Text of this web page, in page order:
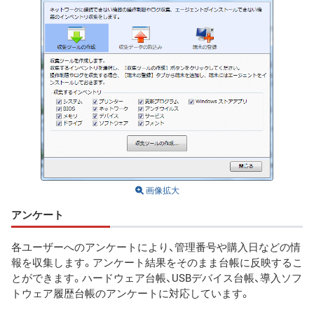
画像拡大
アンケート
各ユーザーへのアンケートにより、管理番号や購入日などの情
報を収集します。アンケート結果をそのまま台帳に反映するこ
とができます。ハードウェア台帳、USBデバイス台帳、導入ソフ
トウェア履歴台帳のアンケートに対応しています。